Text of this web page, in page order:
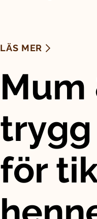
LÄS MER
Mum
för